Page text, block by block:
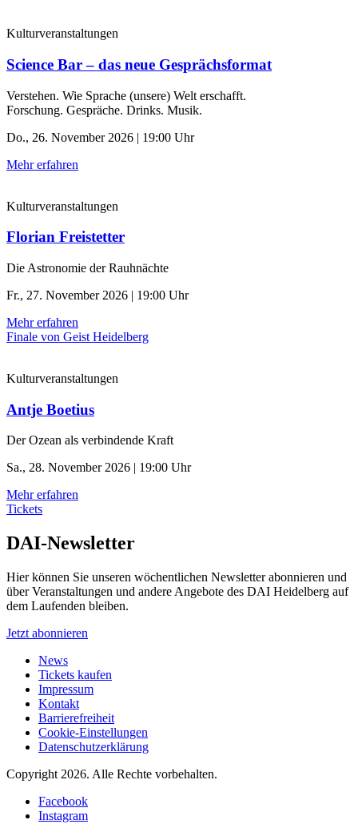
Kulturveranstaltungen
Science Bar – das neue Gesprächsformat
Verstehen. Wie Sprache (unsere) Welt erschafft.
Forschung. Gespräche. Drinks. Musik.
Do., 26. November 2026 | 19:00 Uhr
Mehr erfahren
Kulturveranstaltungen
Florian Freistetter
Die Astronomie der ­Rauhnächte
Fr., 27. November 2026 | 19:00 Uhr
Mehr erfahren
Finale von Geist Heidelberg
Kulturveranstaltungen
Antje Boetius
Der Ozean als verbindende Kraft
Sa., 28. November 2026 | 19:00 Uhr
Mehr erfahren
Tickets
DAI-Newsletter
Hier können Sie unseren wöchentlichen Newsletter abonnieren und
über Veranstaltungen und andere Angebote des DAI Heidelberg auf
dem Laufenden bleiben.
Jetzt abonnieren
News
Tickets kaufen
Impressum
Kontakt
Barrierefreiheit
Cookie-Einstellungen
Datenschutzerklärung
Copyright 2026. Alle Rechte vorbehalten.
Facebook
Instagram